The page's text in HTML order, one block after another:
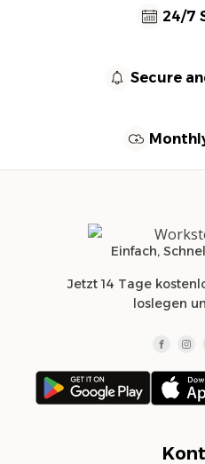
24/7
Secure
Einfach,
Jetzt 14 Tage
loslegen